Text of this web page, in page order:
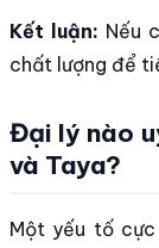
Kết luận: Nếu
chất lượng để
Đại lý nào
và Taya?
Một yếu tố